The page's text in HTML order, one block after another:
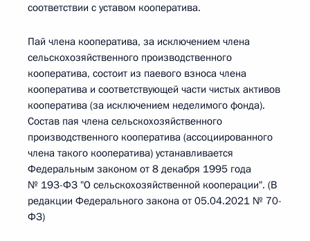
соответствии с уставом кооператива.
Пай члена кооператива, за исключением члена
сельскохозяйственного производственного
кооператива, состоит из паевого взноса члена
кооператива и соответствующей части чистых активов
кооператива (за исключением неделимого фонда).
Состав пая члена сельскохозяйственного
производственного кооператива (ассоциированного
члена такого кооператива) устанавливается
Федеральным законом от 8 декабря 1995 года
№ 193-ФЗ "О сельскохозяйственной кооперации". (В
редакции Федерального закона от 05.04.2021 № 70-
ФЗ)